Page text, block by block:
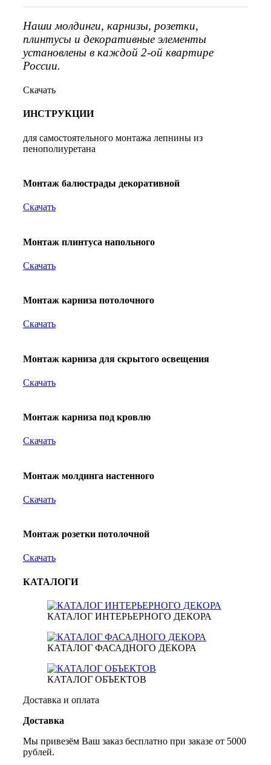
Наши молдинги, карнизы, розетки,
плинтусы и декоративные элементы
установлены в каждой 2-ой квартире
России.
Скачать
ИНСТРУКЦИИ
для самостоятельного монтажа лепнины из
пенополиуретана
Монтаж балюстрады декоративной
Скачать
Монтаж плинтуса напольного
Скачать
Монтаж карниза потолочного
Скачать
Монтаж карниза для скрытого освещения
Скачать
Монтаж карниза под кровлю
Скачать
Монтаж молдинга настенного
Скачать
Монтаж розетки потолочной
Скачать
КАТАЛОГИ
КАТАЛОГ ИНТЕРЬЕРНОГО ДЕКОРА
КАТАЛОГ ФАСАДНОГО ДЕКОРА
КАТАЛОГ ОБЪЕКТОВ
Доставка и оплата
Доставка
Мы привезём Ваш заказ бесплатно при заказе от 5000
рублей.